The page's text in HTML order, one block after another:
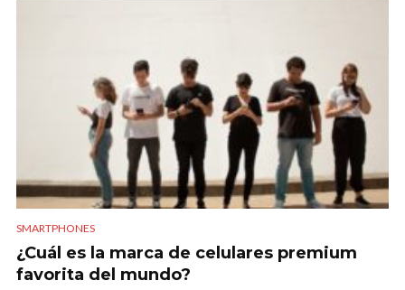
SMARTPHONES
¿Cuál es la marca de celulares premium
favorita del mundo?